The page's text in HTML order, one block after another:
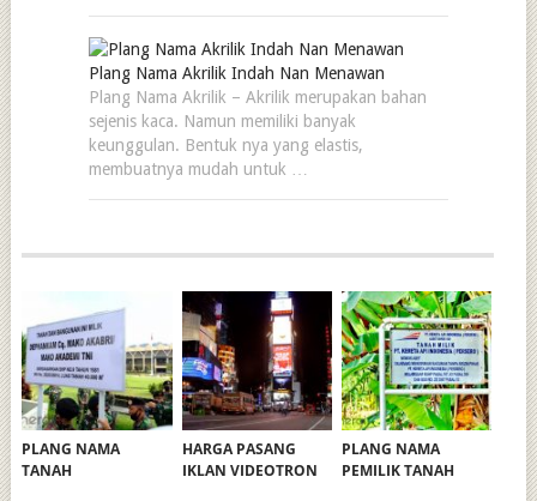
Plang Nama Akrilik Indah Nan Menawan
Plang Nama Akrilik – Akrilik merupakan bahan
sejenis kaca. Namun memiliki banyak
keunggulan. Bentuk nya yang elastis,
membuatnya mudah untuk …
PLANG NAMA
TANAH
HARGA PASANG
IKLAN VIDEOTRON
PLANG NAMA
PEMILIK TANAH